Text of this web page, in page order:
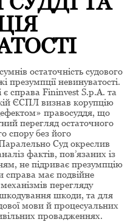
остаточність судового
презумпції невинуватості.
справа Fininvest S.p.A. та
ЄСПЛ визнав корупцію
правосуддя, що
перегляд остаточного
спору без його
Суд окреслив
фактів, пов’язаних із
не підриває презумпцію
справа має подвійне
перегляду
шкоди, та для
мови й процесуальних
провадженнях.